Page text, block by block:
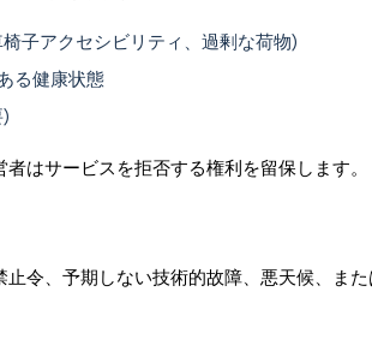
子アクセシビリティ、過剰な荷物)
る健康状態
はサービスを拒否する権利を留保します。
令、予期しない技術的故障、悪天候、ま